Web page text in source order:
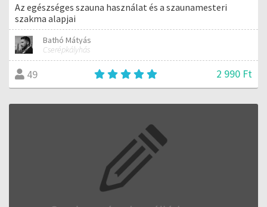
Az egészséges szauna használat és a szaunamesteri
szakma alapjai
Bathó Mátyás
Cserépkályhás
49 2 990 Ft